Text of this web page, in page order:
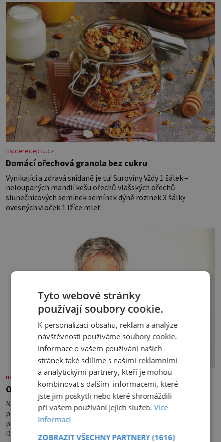
vlákno na výplň – 2 knoflíky – 0,5 m
jednostranně nalepovacího […]
tisicereceptu.cz
Domácí ořechová granola bez cukru
Vynikající a zdravá snídaně je tu! Suroviny Vždy 1 šálek –
neloupaných mandlí kešu ořechů vlašských ořechů
slunečnicových semínek semínek dýně rozinek 3 šálky
ovesných vloček 1 lžíce mlet
nasehvezdy.cz
Osamělá herečka Syslová všechno vzdala?
Nedávno se povídalo, že má Dana Syslová (80) blízkého
přítele, který je jí oporou. Ale je to ještě vůbec pravda? V
posledních dnech čím dál častěji mluví o svém odchodu.
Dohnala ji snad samota? Půs
Tyto webové stránky
používají soubory cookie.
K personalizaci obsahu, reklam a analýze
návštěvnosti používáme soubory cookie.
Informace o vašem používání našich
stránek také sdílíme s našimi reklamními
a analytickými partnery, kteří je mohou
kombinovat s dalšími informacemi, které
jste jim poskytli nebo které shromáždili
při vašem používání jejich služeb.Více
informací
ZOBRAZIT VŠECHNY PARTNERY(1616)